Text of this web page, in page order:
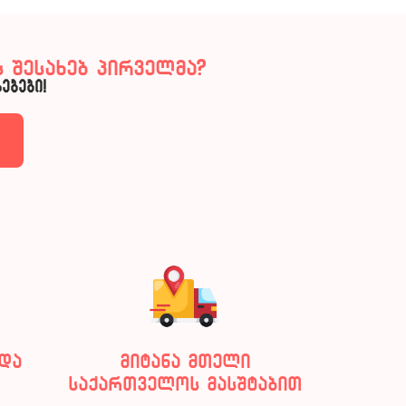
პირველმა?
მიტანა მთელი
საქართველოს მასშტაბით